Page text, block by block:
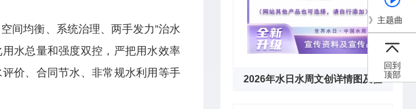
《节水中国》主题曲
回到
顶部
间均衡、系统治理、两手发力”治水
水总量和强度双控，严把用水效率
价、合同节水、非常规水利用等手
2026年水日水周文创详情图及征